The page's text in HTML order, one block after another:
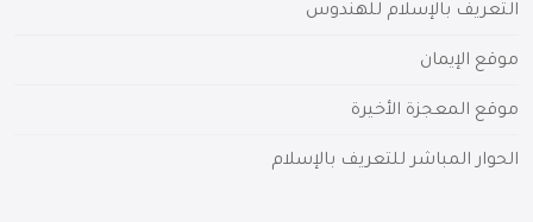
التعريف بالإسلام للهندوس
موقع الإيمان
موقع المعجزة الأخيرة
الحوار المباشر للتعريف بالإسلام